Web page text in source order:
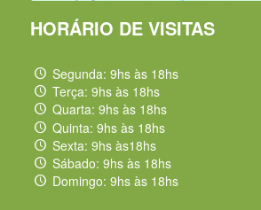
HORÁRIO DE VISITAS
Segunda: 9hs às 18hs
Terça: 9hs às 18hs
Quarta: 9hs às 18hs
Quinta: 9hs às 18hs
Sexta: 9hs às18hs
Sábado: 9hs às 18hs
Domingo: 9hs às 18hs